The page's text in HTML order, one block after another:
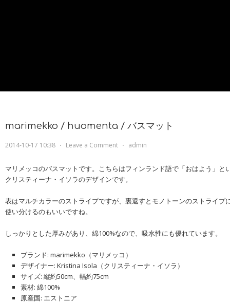
marimekko / huomenta / バスマット
2014-10-17 10:38 ⋅ Leave a Comment ⋅ admin
マリメッコのバスマットです。こちらはフィンランド語で「おはよう」と
クリスティーナ・イソラのデザインです。
表はマルチカラーのストライプですが、裏返すとモノトーンのストライプ
使い分けるのもいいですね。
しっかりとした厚みがあり、綿100%なので、吸水性にも優れています。
ブランド: marimekko（マリメッコ）
デザイナー: Kristina Isola（クリスティーナ・イソラ）
サイズ: 縦約50cm、幅約75cm
素材: 綿100%
原産国: エストニア